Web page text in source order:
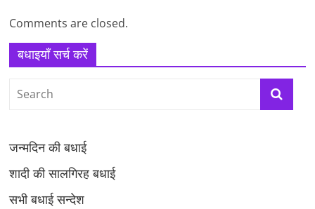
Comments are closed.
बधाइयाँ सर्च करें
जन्मदिन की बधाई
शादी की सालगिरह बधाई
सभी बधाई सन्देश